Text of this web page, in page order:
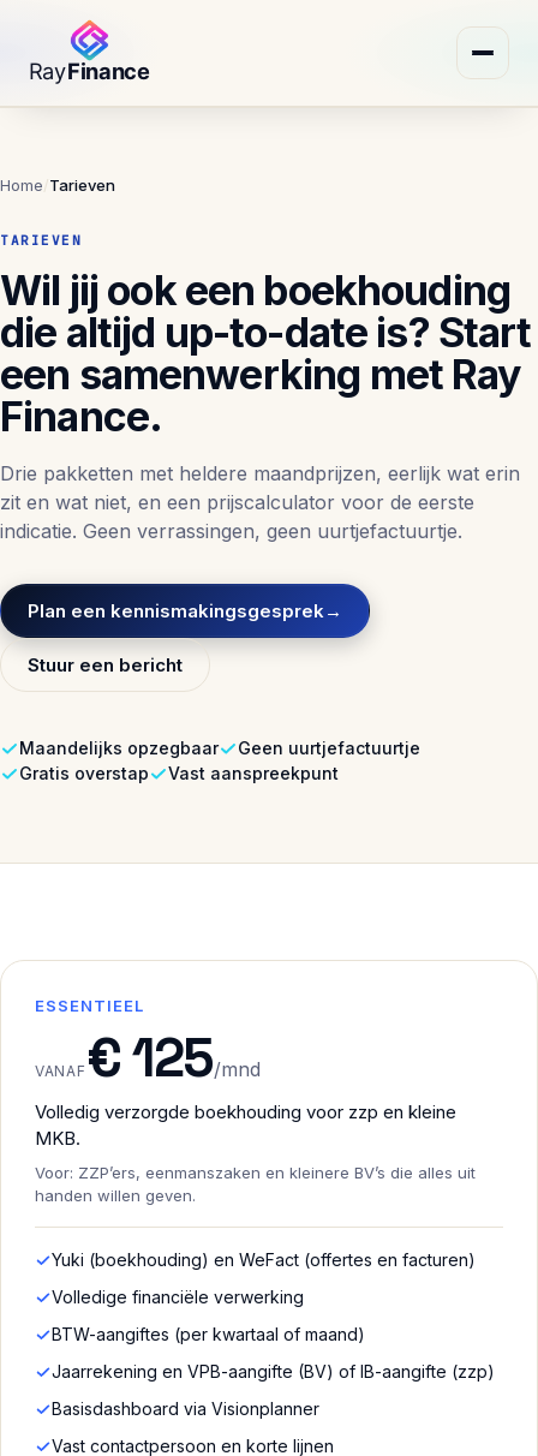
Home/Tarieven
TARIEVEN
Wil jij ook een boekhouding
die altijd up-to-date is? Start
een samenwerking met Ray
Finance.
Drie pakketten met heldere maandprijzen, eerlijk wat erin
zit en wat niet, en een prijscalculator voor de eerste
indicatie. Geen verrassingen, geen uurtjefactuurtje.
Plan een kennismakingsgesprek→
Stuur een bericht
Maandelijks opzegbaar
Geen uurtjefactuurtje
Gratis overstap
Vast aanspreekpunt
ESSENTIEEL
VANAF € 125/mnd
Volledig verzorgde boekhouding voor zzp en kleine
MKB.
Voor: ZZP’ers, eenmanszaken en kleinere BV’s die alles uit
handen willen geven.
Yuki (boekhouding) en WeFact (offertes en facturen)
Volledige financiële verwerking
BTW-aangiftes (per kwartaal of maand)
Jaarrekening en VPB-aangifte (BV) of IB-aangifte (zzp)
Basisdashboard via Visionplanner
Vast contactpersoon en korte lijnen